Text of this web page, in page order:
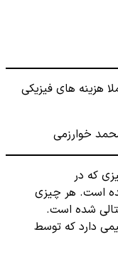
هزینه های فیزیکی
خوارزمی
که در
شده است. هر چیزی
شده است.
دارد که توسط